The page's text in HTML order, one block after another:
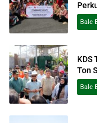
Bale
KDS
Ton
Bale